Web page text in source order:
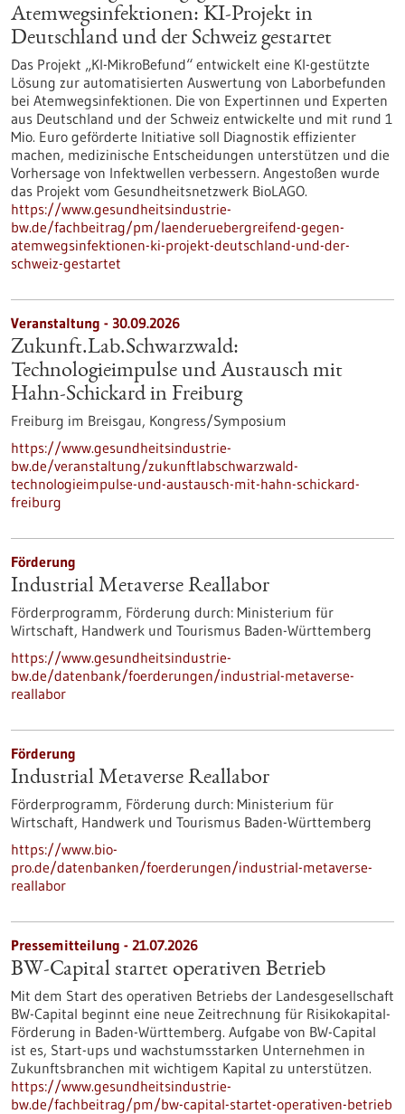
Atemwegsinfektionen: KI-Projekt in
Deutschland und der Schweiz gestartet
Das Projekt „KI-MikroBefund“ entwickelt eine KI-gestützte
Lösung zur automatisierten Auswertung von Laborbefunden
bei Atemwegsinfektionen. Die von Expertinnen und Experten
aus Deutschland und der Schweiz entwickelte und mit rund 1
Mio. Euro geförderte Initiative soll Diagnostik effizienter
machen, medizinische Entscheidungen unterstützen und die
Vorhersage von Infektwellen verbessern. Angestoßen wurde
das Projekt vom Gesundheitsnetzwerk BioLAGO.
https://www.gesundheitsindustrie-
bw.de/fachbeitrag/pm/laenderuebergreifend-gegen-
atemwegsinfektionen-ki-projekt-deutschland-und-der-
schweiz-gestartet
Veranstaltung - 30.09.2026
Zukunft.Lab.Schwarzwald:
Technologieimpulse und Austausch mit
Hahn-Schickard in Freiburg
Freiburg im Breisgau, Kongress/Symposium
https://www.gesundheitsindustrie-
bw.de/veranstaltung/zukunftlabschwarzwald-
technologieimpulse-und-austausch-mit-hahn-schickard-
freiburg
Förderung
Industrial Metaverse Reallabor
Förderprogramm, Förderung durch: Ministerium für
Wirtschaft, Handwerk und Tourismus Baden-Württemberg
https://www.gesundheitsindustrie-
bw.de/datenbank/foerderungen/industrial-metaverse-
reallabor
Förderung
Industrial Metaverse Reallabor
Förderprogramm, Förderung durch: Ministerium für
Wirtschaft, Handwerk und Tourismus Baden-Württemberg
https://www.bio-
pro.de/datenbanken/foerderungen/industrial-metaverse-
reallabor
Pressemitteilung - 21.07.2026
BW-Capital startet operativen Betrieb
Mit dem Start des operativen Betriebs der Landesgesellschaft
BW-Capital beginnt eine neue Zeitrechnung für Risikokapital-
Förderung in Baden-Württemberg. Aufgabe von BW-Capital
ist es, Start-ups und wachstumsstarken Unternehmen in
Zukunftsbranchen mit wichtigem Kapital zu unterstützen.
https://www.gesundheitsindustrie-
bw.de/fachbeitrag/pm/bw-capital-startet-operativen-betrieb